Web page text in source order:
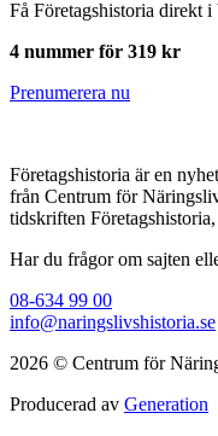
Få Företagshistoria direkt i
4 nummer för 319 kr
Prenumerera nu
Företagshistoria är en
från Centrum för
tidskriften
Har du frågor om sajten
08-634 99 00
info@naringslivshistoria.se
2026 © Centrum för
Producerad av Generation